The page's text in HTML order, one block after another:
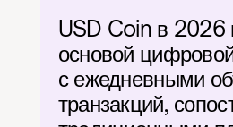
USD Coin в 2026
основой
с ежедневными
транзакций,